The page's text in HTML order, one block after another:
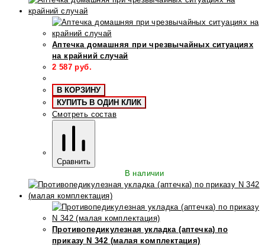
Аптечка домашняя при чрезвычайных ситуациях
на крайний случай
2 587 руб.
В КОРЗИНУ
КУПИТЬ В ОДИН КЛИК
Смотреть состав
Сравнить
В наличии
Противопедикулезная укладка (аптечка) по
приказу N 342 (малая комплектация)